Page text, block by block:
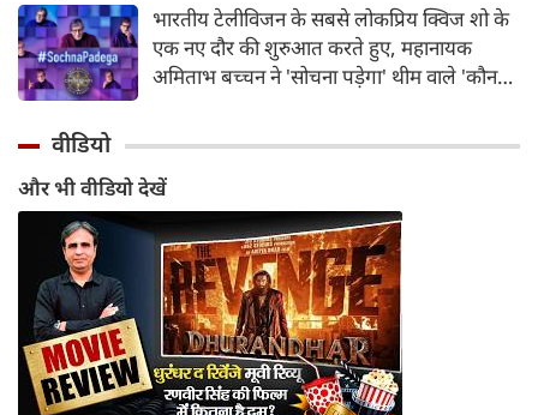
धोखा एक रणनीति है और हर कदम पर विश्वासघात
का खतरा मंडरा रहा है।
खुलासा
भारतीय टेलीविजन के सबसे लोकप्रिय क्विज शो के
एक नए दौर की शुरुआत करते हुए, महानायक
अमिताभ बच्चन ने 'सोचना पड़ेगा' थीम वाले 'कौन
के साथ सबका दिल जीत लिया।
वीडियो
और भी वीडियो देखें